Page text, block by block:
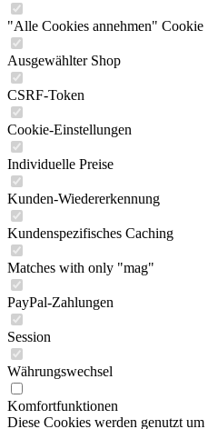
"Alle Cookies annehmen" Cookie
Ausgewählter Shop
CSRF-Token
Cookie-Einstellungen
Individuelle Preise
Kunden-Wiedererkennung
Kundenspezifisches Caching
Matches with only "mag"
PayPal-Zahlungen
Session
Währungswechsel
Komfortfunktionen
Diese Cookies werden genutzt